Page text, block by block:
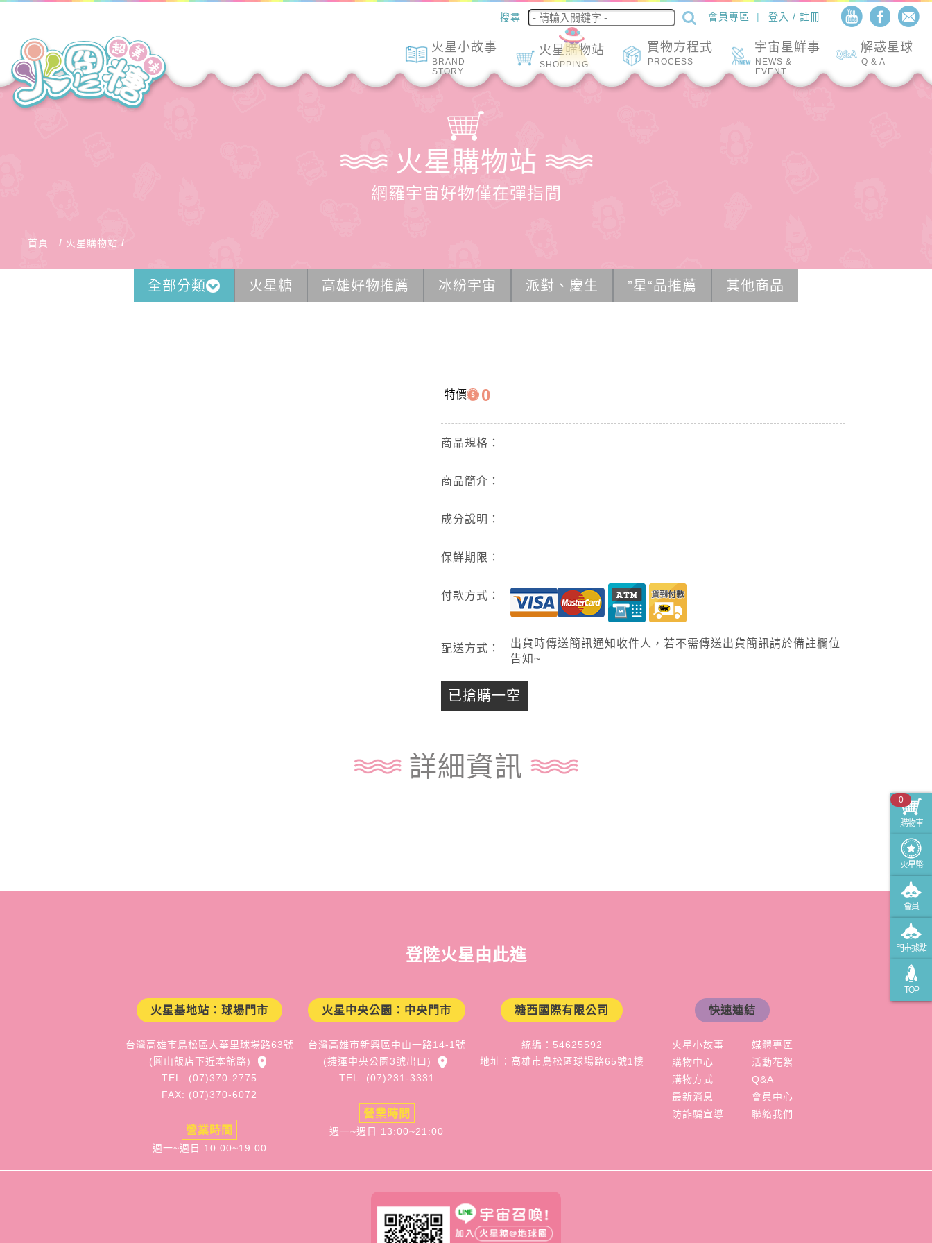
會員專區 登入 / 註冊
搜尋
解惑星球
Q & A
宇宙星鮮事
NEWS &
EVENT
買物方程式
PROCESS
火星購物站
SHOPPING
火星小故事
BRAND
STORY
火星購物站
網羅宇宙好物僅在彈指間
首頁 火星購物站
全部分類 火星糖 高雄好物推薦 冰紛宇宙 派對、慶生 ”星“品推薦 其他商品
特價 0
商品規格：
商品簡介：
成分說明：
保鮮期限：
付款方式：
配送方式：
出貨時傳送簡訊通知收件人，若不需傳送出貨簡訊請於備註欄位
告知~
已搶購一空
詳細資訊
購物車
0
火星幣
會員
門市據點
TOP
登陸火星由此進
火星基地站：球場門市
台灣高雄市鳥松區大華里球場路63號
(圓山飯店下近本館路)
TEL: (07)370-2775
FAX: (07)370-6072
營業時間
週一~週日 10:00~19:00
火星中央公園：中央門市
台灣高雄市新興區中山一路14-1號
(捷運中央公園3號出口)
TEL: (07)231-3331
營業時間
週一~週日 13:00~21:00
糖西國際有限公司
統編：54625592
地址：高雄市鳥松區球場路65號1樓
快速連結
火星小故事
購物中心
購物方式
最新消息
防詐騙宣導
媒體專區
活動花絮
Q&A
會員中心
聯絡我們